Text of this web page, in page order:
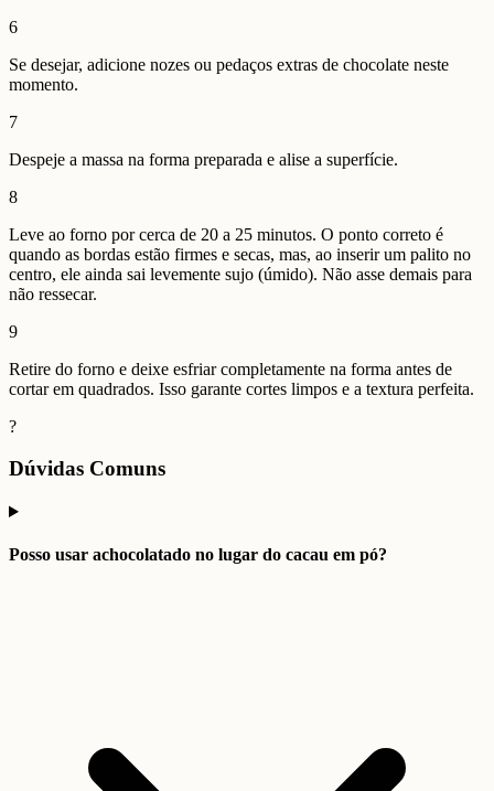
6
Se desejar, adicione nozes ou pedaços extras de chocolate neste
momento.
7
Despeje a massa na forma preparada e alise a superfície.
8
Leve ao forno por cerca de 20 a 25 minutos. O ponto correto é
quando as bordas estão firmes e secas, mas, ao inserir um palito no
centro, ele ainda sai levemente sujo (úmido). Não asse demais para
não ressecar.
9
Retire do forno e deixe esfriar completamente na forma antes de
cortar em quadrados. Isso garante cortes limpos e a textura perfeita.
?
Dúvidas Comuns
Posso usar achocolatado no lugar do cacau em pó?